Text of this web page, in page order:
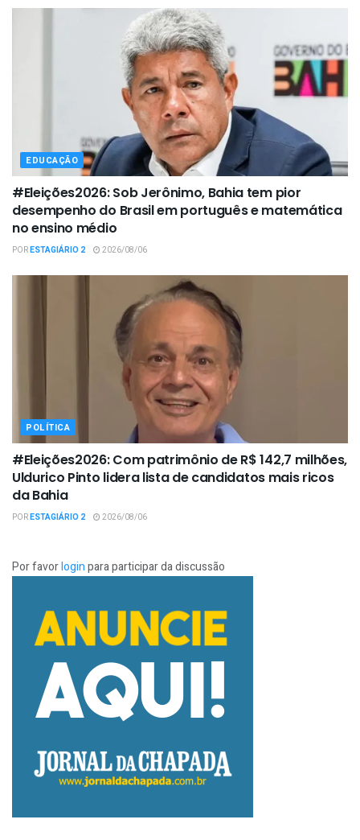
EDUCAÇÃO
#Eleições2026: Sob Jerônimo, Bahia tem pior
desempenho do Brasil em português e matemática
no ensino médio
PORESTAGIÁRIO 2 2026/08/06
POLÍTICA
#Eleições2026: Com patrimônio de R$ 142,7 milhões,
Uldurico Pinto lidera lista de candidatos mais ricos
da Bahia
PORESTAGIÁRIO 2 2026/08/06
Por favorloginpara participar da discussão